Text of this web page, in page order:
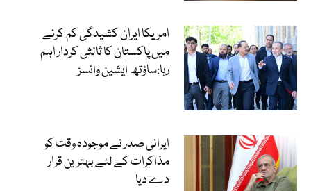
امریکا ایران کشیدگی کم کرنے
میں پاکستان کا ثالثی کردار اہم
رہا:ساؤتھ ایشین وائسز
ایرانی صدر نے موجودہ وقت کو
مذاکرات کے لئے بہترین قرار
دے دیا